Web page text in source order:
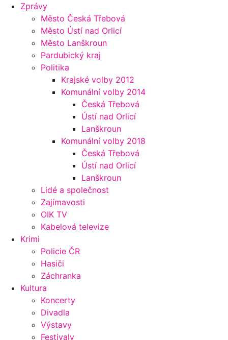
Zprávy
Město Česká Třebová
Město Ústí nad Orlicí
Město Lanškroun
Pardubický kraj
Politika
Krajské volby 2012
Komunální volby 2014
Česká Třebová
Ústí nad Orlicí
Lanškroun
Komunální volby 2018
Česká Třebová
Ústí nad Orlicí
Lanškroun
Lidé a společnost
Zajímavosti
OIK TV
Kabelová televize
Krimi
Policie ČR
Hasiči
Záchranka
Kultura
Koncerty
Divadla
Výstavy
Festivaly